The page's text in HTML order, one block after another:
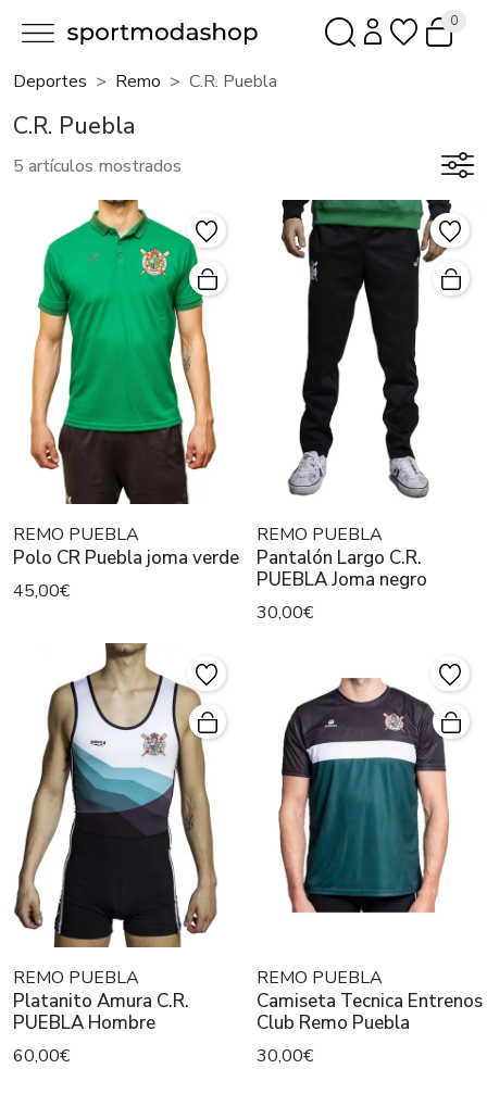
0
Deportes Remo C.r. Puebla
C.R. Puebla
5 artículos mostrados
REMO PUEBLA
Polo CR Puebla joma verde
45,00€
REMO PUEBLA
Pantalón Largo C.R.
PUEBLA Joma negro
30,00€
REMO PUEBLA
Platanito Amura C.R.
PUEBLA Hombre
60,00€
REMO PUEBLA
Camiseta Tecnica Entrenos
Club Remo Puebla
30,00€